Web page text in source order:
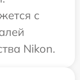
с
Nikon.